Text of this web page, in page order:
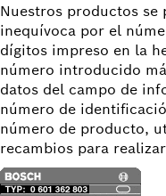
Nuestros productos
inequívoca por el
dígitos impreso en la
número introducido
datos del campo de
número de
número de producto,
recambios para